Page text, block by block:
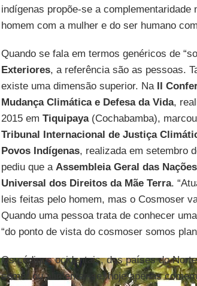
indígenas propõe-se a
homem com a mulher e do ser humano
Quando se fala em termos genéricos de
Exteriores, a referência são as pessoas.
existe uma dimensão superior. Na II
Mudança Climática e Defesa da Vida,
2015 em Tiquipaya(Cochabamba),
Tribunal Internacional de Justiça
Povos Indígenas, realizada em setembro
pediu que a Assembleia Geral das
Universal dos Direitos da Mãe Terra.
leis feitas pelo homem, mas o Cosmoser
Quando uma pessoa trata de conhecer
“do ponto de vista do cosmoser somos
Os códigos ocidentais, dos países do
comer ou alimentar-se; hoje apenas